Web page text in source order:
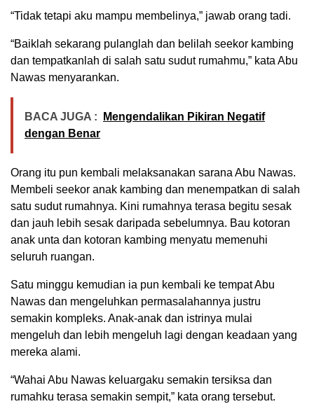
“Tidak tetapi aku mampu membelinya,” jawab orang tadi.
“Baiklah sekarang pulanglah dan belilah seekor kambing
dan tempatkanlah di salah satu sudut rumahmu,” kata Abu
Nawas menyarankan.
BACA JUGA :
Mengendalikan Pikiran Negatif
dengan Benar
Orang itu pun kembali melaksanakan sarana Abu Nawas.
Membeli seekor anak kambing dan menempatkan di salah
satu sudut rumahnya. Kini rumahnya terasa begitu sesak
dan jauh lebih sesak daripada sebelumnya. Bau kotoran
anak unta dan kotoran kambing menyatu memenuhi
seluruh ruangan.
Satu minggu kemudian ia pun kembali ke tempat Abu
Nawas dan mengeluhkan permasalahannya justru
semakin kompleks. Anak-anak dan istrinya mulai
mengeluh dan lebih mengeluh lagi dengan keadaan yang
mereka alami.
“Wahai Abu Nawas keluargaku semakin tersiksa dan
rumahku terasa semakin sempit,” kata orang tersebut.